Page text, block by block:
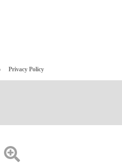
Privacy Policy